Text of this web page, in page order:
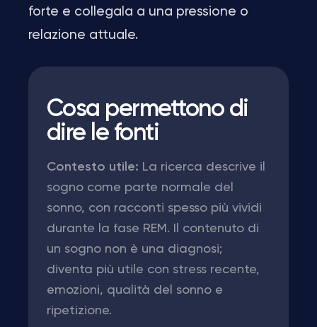
forte e collegala a una pressione o
relazione attuale.
Cosa permettono di
dire le fonti
Contesto utile: La ricerca descrive il
sogno come parte normale del
sonno, con racconti spesso più vividi
durante la fase REM. Il contenuto di
un sogno non è una diagnosi;
diventa più utile con stress recente,
emozioni, qualità del sonno e
ripetizione.